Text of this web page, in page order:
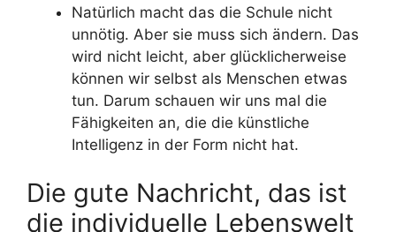
Natürlich macht das die Schule nicht
unnötig. Aber sie muss sich ändern. Das
wird nicht leicht, aber glücklicherweise
können wir selbst als Menschen etwas
tun. Darum schauen wir uns mal die
Fähigkeiten an, die die künstliche
Intelligenz in der Form nicht hat.
Die gute Nachricht, das ist
die individuelle Lebenswelt